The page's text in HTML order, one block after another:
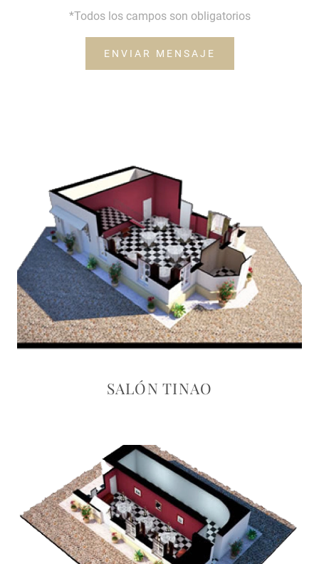
*Todos los campos son obligatorios
ENVIAR MENSAJE
SALÓN TINAO